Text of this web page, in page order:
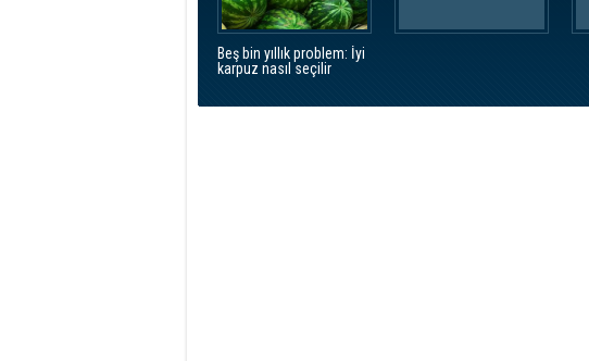
Beş bin yıllık problem: İyi
karpuz nasıl seçilir